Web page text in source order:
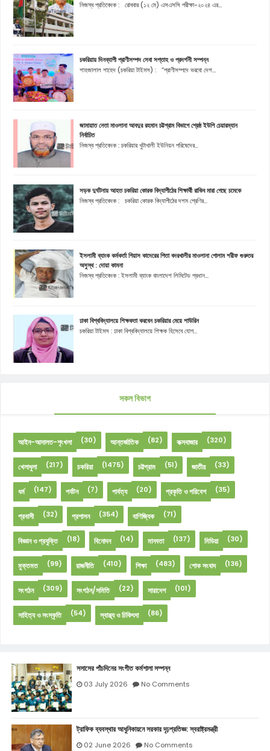
নিজস্ব প্রতিবেদক : রোববার (১২ মে) এসএসসি পরীক্ষা-২০২৪ এর...
চকরিয়ায় দিনব্যাপী প্রাণীসম্পদ সেবা সপ্তাহ ও প্রদর্শনী সম্পন্ন
শাহজালাল শাহেদ (চকরিয়া টাইমস) : “প্রাণীসম্পদে ভরবো দেশ...
জামায়াত নেতা মাওলানা আবদুর রহমান চট্টগ্রাম বিভাগে শ্রেষ্ঠ ইউপি চেয়ারম্যান
নির্বাচিত
নিজস্ব প্রতিবেদক : চকরিয়ার খুটাখালী ইউনিয়ন পরিষেদের...
সড়ক দুর্ঘটনায় আহত চকরিয়া কোরক বিদ্যাপীঠের শিক্ষার্থী রাকিব মারা গেছে চমেকে
নিজস্ব প্রতিবেদক : চকরিয়া কোরক বিদ্যাপীঠের দশম শ্রেণির...
ইসলামী ব্যাংক কর্মকর্তা গিয়াস কাদেরের পিতা বদরখালীর মাওলানা গোলাম শরীফ গুরুতর
অসুস্থ : দোয়া কামনা
নিজস্ব প্রতিবেদক : ইসলামী ব্যাংক বাংলাদেশ লিমিটেড প্রধান...
ঢাকা বিশ্ববিদ্যালয়ে শিক্ষকতা করবেন চকরিয়ার মেয়ে শাউরিন
চকরিয়া টাইমস : ঢাকা বিশ্ববিদ্যালয়ে শিক্ষক হিসেবে যোগ...
সকল বিভাগ
আইন-আদালত-শৃংখলা (30) আন্তর্জাতিক (82) কক্সবাজার (320)
খেলাধুলা (217) চকরিয়া (1475) চট্টগ্রাম (51) জাতীয় (33)
ধর্ম (147) পর্যটন (7) পার্বত্য (20) প্রকৃতি ও পরিবেশ (35)
প্রবাসী (32) প্রশাসন (354) বাণিজ্যিক (71)
বিজ্ঞান ও প্রযুক্তি (18) বিনোদন (14) মানবতা (137) মিডিয়া (30)
মুক্তমত (99) রাজনীতি (410) শিক্ষা (483) শোক সংবাদ (136)
সংগঠন (309) সংগঠন/সমিতি (22) সারাদেশ (101)
সাহিত্য ও সংস্কৃতি (54) স্বাস্থ্য ও চিকিৎসা (86)
সসাসের পাঁচদিনের সংগীত কর্মশালা সম্পন্ন
03 July 2026 No Comments
ট্রাফিক ব্যবস্থার আধুনিকায়নে সরকার দৃঢ়প্রতিজ্ঞ: স্বরাষ্ট্রমন্ত্রী
02 June 2026 No Comments